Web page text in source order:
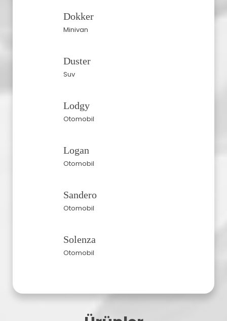
Dokker
Minivan
Duster
Suv
Lodgy
Otomobil
Logan
Otomobil
Sandero
Otomobil
Solenza
Otomobil